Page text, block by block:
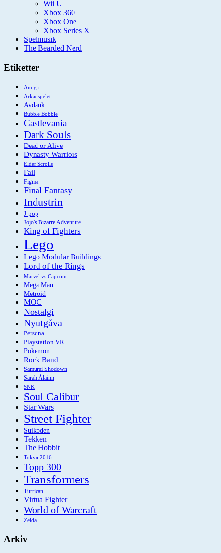
Wii U
Xbox 360
Xbox One
Xbox Series X
Spelmusik
The Bearded Nerd
Etiketter
Amiga
Arkadspelet
Avdank
Bubble Bobble
Castlevania
Dark Souls
Dead or Alive
Dynasty Warriors
Elder Scrolls
Fail
Figma
Final Fantasy
Industrin
J-pop
Jojo's Bizarre Adventure
King of Fighters
Lego
Lego Modular Buildings
Lord of the Rings
Marvel vs Capcom
Mega Man
Metroid
MOC
Nostalgi
Nyutgåva
Persona
Playstation VR
Pokemon
Rock Band
Samurai Shodown
Sarah Àlainn
SNK
Soul Calibur
Star Wars
Street Fighter
Suikoden
Tekken
The Hobbit
Tokyo 2016
Topp 300
Transformers
Turrican
Virtua Fighter
World of Warcraft
Zelda
Arkiv